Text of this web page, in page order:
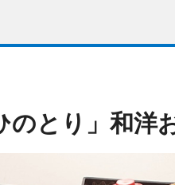
のとり」和洋